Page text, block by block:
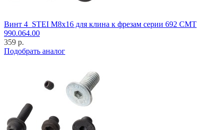
Винт 4_STEI M8x16 для клина к фрезам серии 692 CMT
990.064.00
359 р.
Подобрать аналог